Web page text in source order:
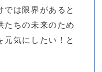
では限界があると
たちの未来のため
元気にしたい！と